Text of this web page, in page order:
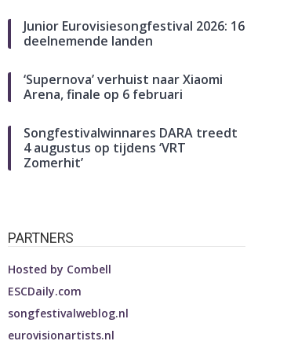
Junior Eurovisiesongfestival 2026: 16
deelnemende landen
‘Supernova’ verhuist naar Xiaomi
Arena, finale op 6 februari
Songfestivalwinnares DARA treedt
4 augustus op tijdens ‘VRT
Zomerhit’
PARTNERS
Hosted by Combell
ESCDaily.com
songfestivalweblog.nl
eurovisionartists.nl